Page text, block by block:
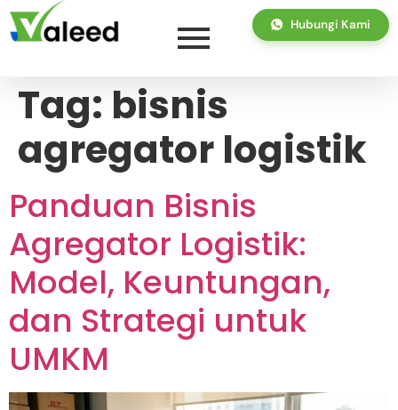
Hubungi Kami
Tag: bisnis
agregator logistik
Panduan Bisnis
Agregator Logistik:
Model, Keuntungan,
dan Strategi untuk
UMKM